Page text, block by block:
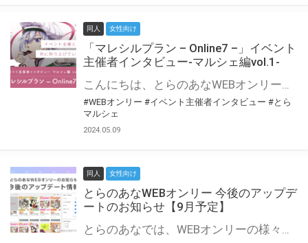
同人 女性向け
「マレシルプラン – Online7 –」イベント
主催者インタビュー-マルシェ編vol.1-
こんにちは、とらのあなWEBオンリー運営スタッフです。 新たにお届けする、イベント主催者インタビュー-マルシェ編-は、 とらのあなWEBオンリー「マルシェ」をご利用した主催様に 「マルシェ」を使って開催した感想や心がけをお聞きする企画です。 今回は、WEBオンリー開催7回目迎えた「マレシルプラン – Online7 –」より、 主催の玉川うた様にお話を伺いました。 ▼マレシルプランのインタビュー前回記事 「イベント主催者インタビュー vol.6」はこちら 協力：玉川うた様（マレシルプラン実行委員会 代表）／イベント公式Twitter（@mallesil_plan） とらのあなWEBオンリー「マルシェ」とは？ WEBオンリーでリアルタイムでコミュニケーションがとれるオンライン会場です。
#WEBオンリー #イベント主催者インタビュー #とら
マルシェ
2024.05.09
同人 女性向け
とらのあなWEBオンリー 今後のアップデ
ートのお知らせ【9月予定】
とらのあなでは、WEBオンリーの様々な支援を実施しています。 今回は2021年9月に実装を予定しているアップデート情報についてご紹介いたします。 とらのあなWEBオンリーサイトはこちら